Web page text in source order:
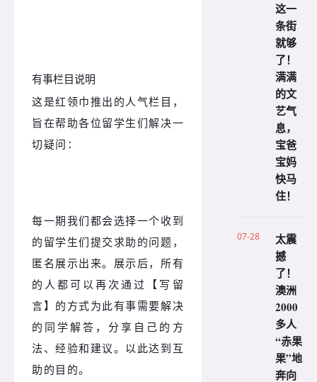
有事栏目说明
这是红领巾推出的人气栏目，
旨在帮助各位留学生们解决一
切疑问：
每一期我们都会选择一个收到
的留学生们提交求助的问题，
匿名展示出来。展示后，所有
的人都可以再次通过【写留
言】的方式为此有事需要解决
的同学解答，分享自己的方
法、经验和建议。以此达到互
助的目的。
这一
条街
就够
了！
满满
的文
艺气
息，
宝爸
宝妈
快马
住！
07-28
太震
撼
了！
澳洲
2000
多人
“赤果
果”地
奔向